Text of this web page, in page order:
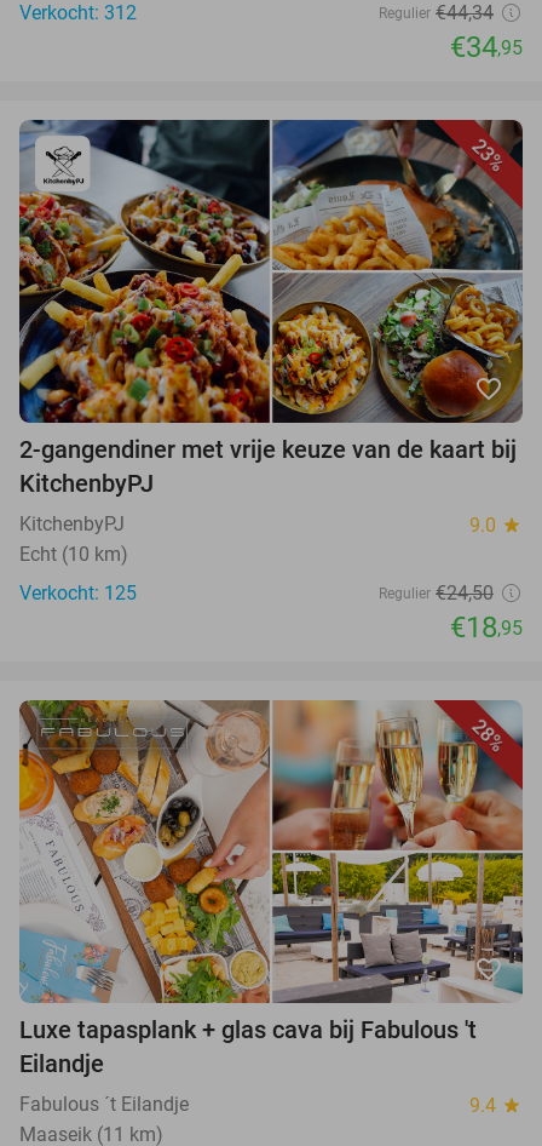
Verkocht: 312
Regulier €44,34
€34,95
23%
favorite_border
2-gangendiner met vrije keuze van de kaart bij
KitchenbyPJ
KitchenbyPJ 9.0 star
Echt (10 km)
Verkocht: 125
Regulier €24,50
€18,95
28%
favorite_border
Luxe tapasplank + glas cava bij Fabulous 't
Eilandje
Fabulous ´t Eilandje 9.4 star
Maaseik (11 km)